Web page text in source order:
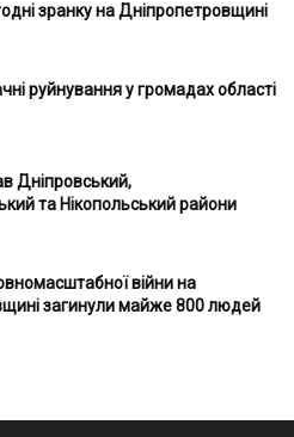
зранку на Дніпропетровщині
руйнування у громадах області
Дніпровський,
та Нікопольський райони
війни на
загинули майже 800 людей